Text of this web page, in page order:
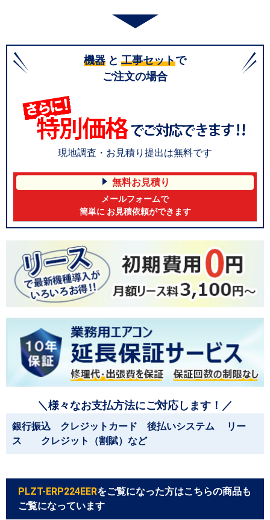
機器 と 工事セットで
ご注文の場合
現地調査・お見積り提出は無料です
無料お見積り
メールフォームで
簡単に お見積依頼ができます
＼様々なお支払方法にご対応します！／
銀行振込 クレジットカード 後払いシステム リー
ス クレジット（割賦）など
PLZT-ERP224EERをご覧になった方はこちらの商品も
ご覧になっています